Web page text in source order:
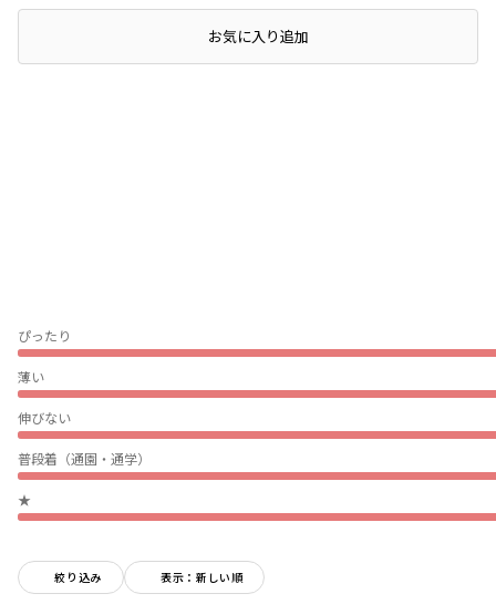
レビュー
ぴったり
薄い
伸びない
普段着（通園・通学）
★
絞り込み 表示：新しい順
お気に入り追加